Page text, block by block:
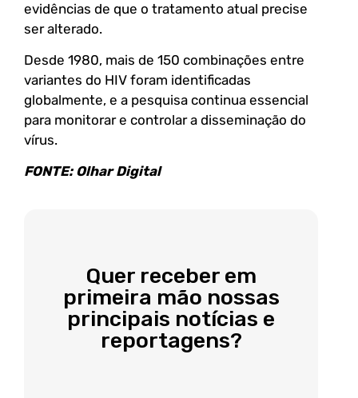
evidências de que o tratamento atual precise
ser alterado.
Desde 1980, mais de 150 combinações entre
variantes do HIV foram identificadas
globalmente, e a pesquisa continua essencial
para monitorar e controlar a disseminação do
vírus.
FONTE: Olhar Digital
Quer receber em
primeira mão nossas
principais notícias e
reportagens?